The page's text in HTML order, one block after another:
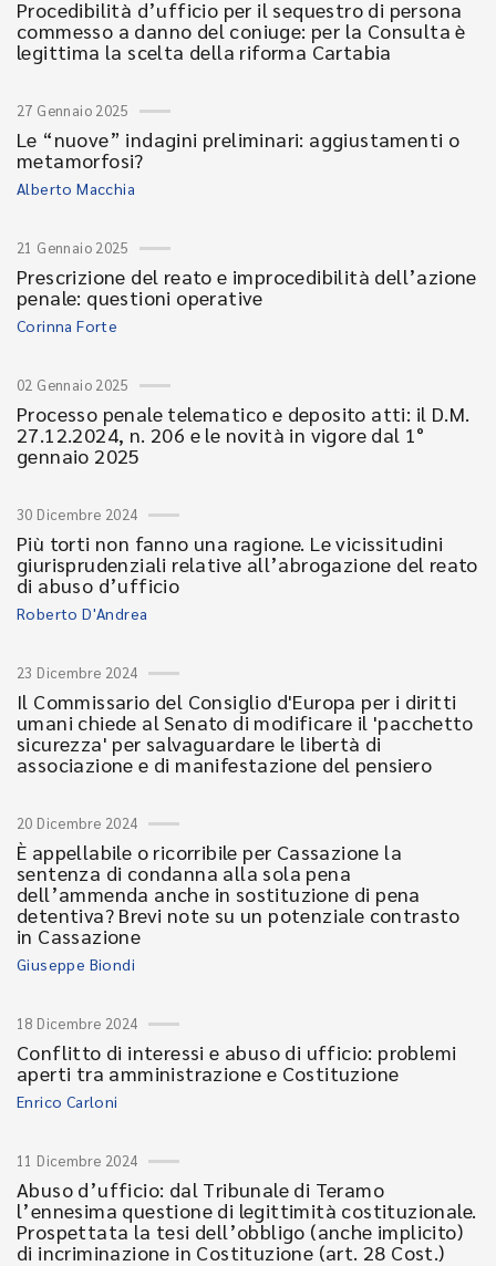
Procedibilità d’ufficio per il sequestro di persona
commesso a danno del coniuge: per la Consulta è
legittima la scelta della riforma Cartabia
27 Gennaio 2025
Le “nuove” indagini preliminari: aggiustamenti o
metamorfosi?
Alberto Macchia
21 Gennaio 2025
Prescrizione del reato e improcedibilità dell’azione
penale: questioni operative
Corinna Forte
02 Gennaio 2025
Processo penale telematico e deposito atti: il D.M.
27.12.2024, n. 206 e le novità in vigore dal 1°
gennaio 2025
30 Dicembre 2024
Più torti non fanno una ragione. Le vicissitudini
giurisprudenziali relative all’abrogazione del reato
di abuso d’ufficio
Roberto D'Andrea
23 Dicembre 2024
Il Commissario del Consiglio d'Europa per i diritti
umani chiede al Senato di modificare il 'pacchetto
sicurezza' per salvaguardare le libertà di
associazione e di manifestazione del pensiero
20 Dicembre 2024
È appellabile o ricorribile per Cassazione la
sentenza di condanna alla sola pena
dell’ammenda anche in sostituzione di pena
detentiva? Brevi note su un potenziale contrasto
in Cassazione
Giuseppe Biondi
18 Dicembre 2024
Conflitto di interessi e abuso di ufficio: problemi
aperti tra amministrazione e Costituzione
Enrico Carloni
11 Dicembre 2024
Abuso d’ufficio: dal Tribunale di Teramo
l’ennesima questione di legittimità costituzionale.
Prospettata la tesi dell’obbligo (anche implicito)
di incriminazione in Costituzione (art. 28 Cost.)